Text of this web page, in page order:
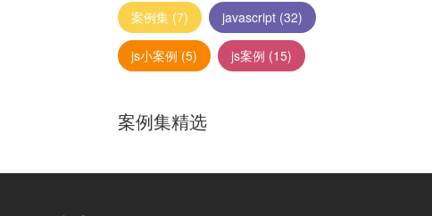
案例集 (7) javascript (32)
js小案例 (5) js案例 (15)
案例集精选